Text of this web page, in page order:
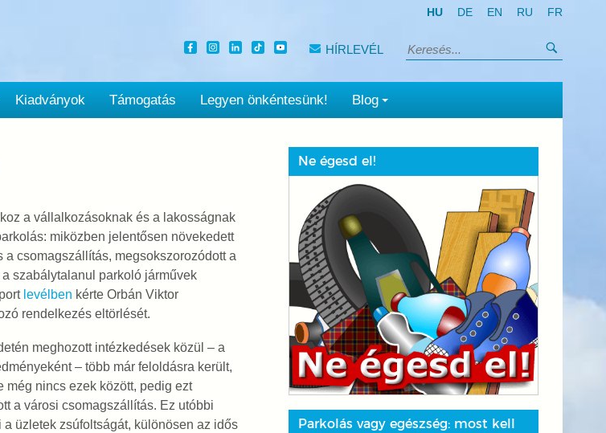
HU DE EN RU FR
HÍRLEVÉL Keresés:
Kiadványok Támogatás Legyen önkéntesünk! Blog
a vállalkozásoknak és a lakosságnak
miközben jelentősen növekedett
a csomagszállítás, megsokszorozódott a
szabálytalanul parkoló járművek
levélben kérte Orbán Viktor
rendelkezés eltörlését.
meghozott intézkedések közül – a
– több már feloldásra került,
nincs ezek között, pedig ezt
a városi csomagszállítás. Ez utóbbi
üzletek zsúfoltságát, különösen az idős
Ne égesd el!
Parkolás vagy egészség: most kell